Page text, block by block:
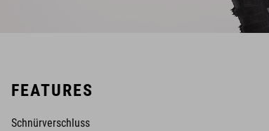
FEATURES
Schnürverschluss